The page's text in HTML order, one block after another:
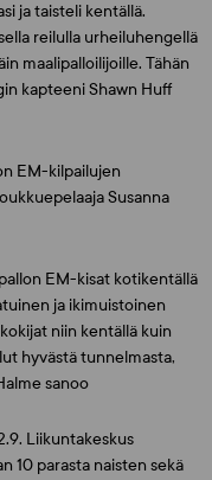
ja taisteli kentällä.
reilulla urheiluhengellä
maalipalloilijoille. Tähän
kapteeni Shawn Huff
EM-kilpailujen
Susanna
EM-kisat kotikentällä
ja ikimuistoinen
niin kentällä kuin
hyvästä tunnelmasta,
sanoo
Liikuntakeskus
10 parasta naisten sekä